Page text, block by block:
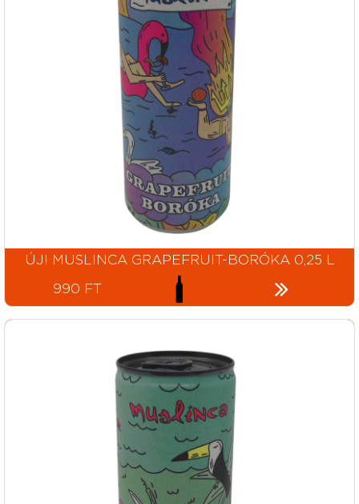
ÚJ! MUSLINCA GRAPEFRUIT-BORÓKA 0,25 L
990 FT